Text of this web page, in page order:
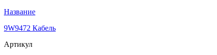
Название
9W9472 Кабель
Артикул